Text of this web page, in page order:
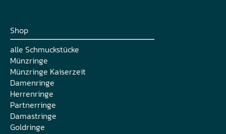
Shop
alle Schmuckstücke
Münzringe
Münzringe Kaiserzeit
Damenringe
Herrenringe
Partnerringe
Damastringe
Goldringe